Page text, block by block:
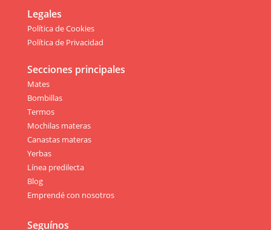
Legales
Política de Cookies
Política de Privacidad
Secciones principales
Mates
Bombillas
Termos
Mochilas materas
Canastas materas
Yerbas
Línea predilecta
Blog
Emprendé con nosotros
Seguínos